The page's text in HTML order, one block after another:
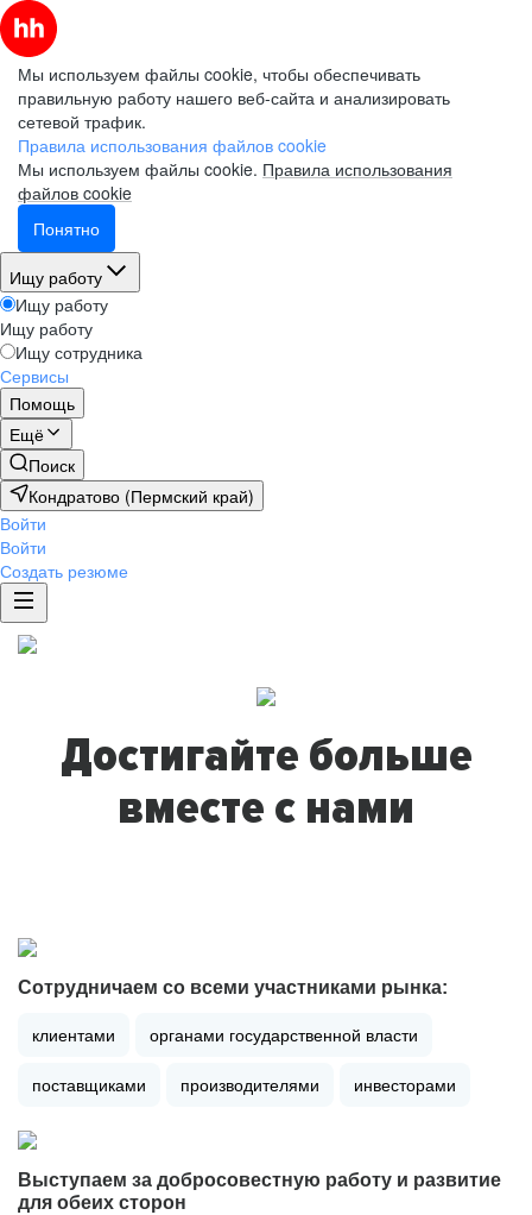
Мы используем файлы cookie, чтобы обеспечивать
правильную работу нашего веб-сайта и анализировать
сетевой трафик.
Правила использования файлов cookie
Мы используем файлы cookie. Правила использования
файлов cookie
Понятно
Ищу работу
Ищу работу
Ищу работу
Ищу сотрудника
Сервисы
Помощь
Ещё
Поиск
Кондратово (Пермский край)
Войти
Войти
Создать резюме
Достигайте больше
вместе с нами
Сотрудничаем со всеми участниками рынка:
клиентами органами государственной власти
поставщиками производителями инвесторами
Выступаем за добросовестную работу и развитие
для обеих сторон